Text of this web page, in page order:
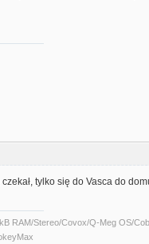
tylko się do Vasca do
RAM/Stereo/Covox/Q-Meg OS/